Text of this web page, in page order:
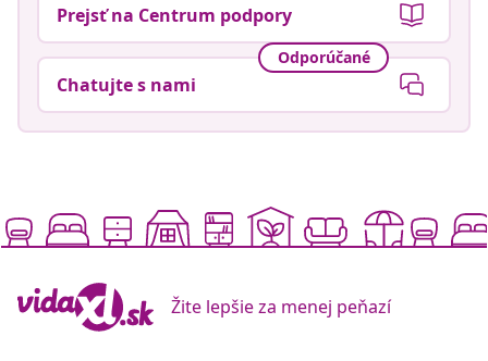
Prejsť na Centrum podpory
Odporúčané
Chatujte s nami
Žite lepšie za menej peňazí